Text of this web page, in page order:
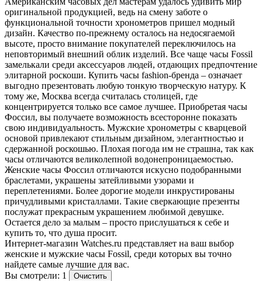
оригинальной продукцией, ведь на смену заботе о
функциональной точности хронометров пришел модный
дизайн. Качество по-прежнему осталось на недосягаемой
высоте, просто внимание покупателей переключилось на
неповторимый внешний облик изделий. Все чаще часы Fossil
замелькали среди аксессуаров людей, отдающих предпочтение
элитарной роскоши. Купить часы fashion-бренда – означает
выгодно презентовать любую тонкую творческую натуру. К
тому же, Москва всегда считалась столицей, где
концентрируется только все самое лучшее. Приобретая часы
Фоссил, вы получаете возможность всесторонне показать
свою индивидуальность. Мужские хронометры с кварцевой
основой привлекают стильным дизайном, элегантностью и
сдержанной роскошью. Плохая погода им не страшна, так как
часы отличаются великолепной водонепроницаемостью.
Женские часы Фоссил отличаются искусно подобранными
браслетами, украшены затейливыми узорами и
переплетениями. Более дорогие модели инкрустированы
причудливыми кристаллами. Такие сверкающие презенты
послужат прекрасным украшением любимой девушке.
Остается дело за малым – просто прислушаться к себе и
купить то, что душа просит.
Интернет-магазин Watches.ru представляет на ваш выбор
женские и мужские часы Fossil, среди которых вы точно
найдете самые лучшие для вас.
Вы смотрели: 1
Очистить